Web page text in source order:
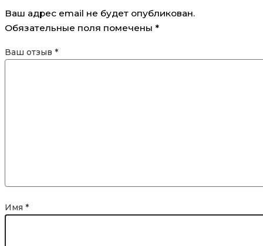
Ваш адрес email не будет опубликован.
Обязательные поля помечены *
Ваш отзыв *
Имя *